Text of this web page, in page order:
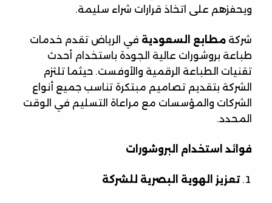
ويحفزهم على اتخاذ قرارات شراء سليمة.
شركة مطابع السعودية في الرياض تقدم خدمات
طباعة بروشورات عالية الجودة باستخدام أحدث
تقنيات الطباعة الرقمية والأوفست. حيثما تلتزم
الشركة بتقديم تصاميم مبتكرة تناسب جميع أنواع
الشركات والمؤسسات مع مراعاة التسليم في الوقت
المحدد.
فوائد استخدام البروشورات
تعزيز الهوية البصرية للشركة